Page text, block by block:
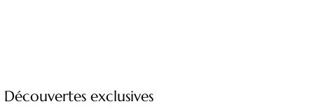
Découvertes exclusives